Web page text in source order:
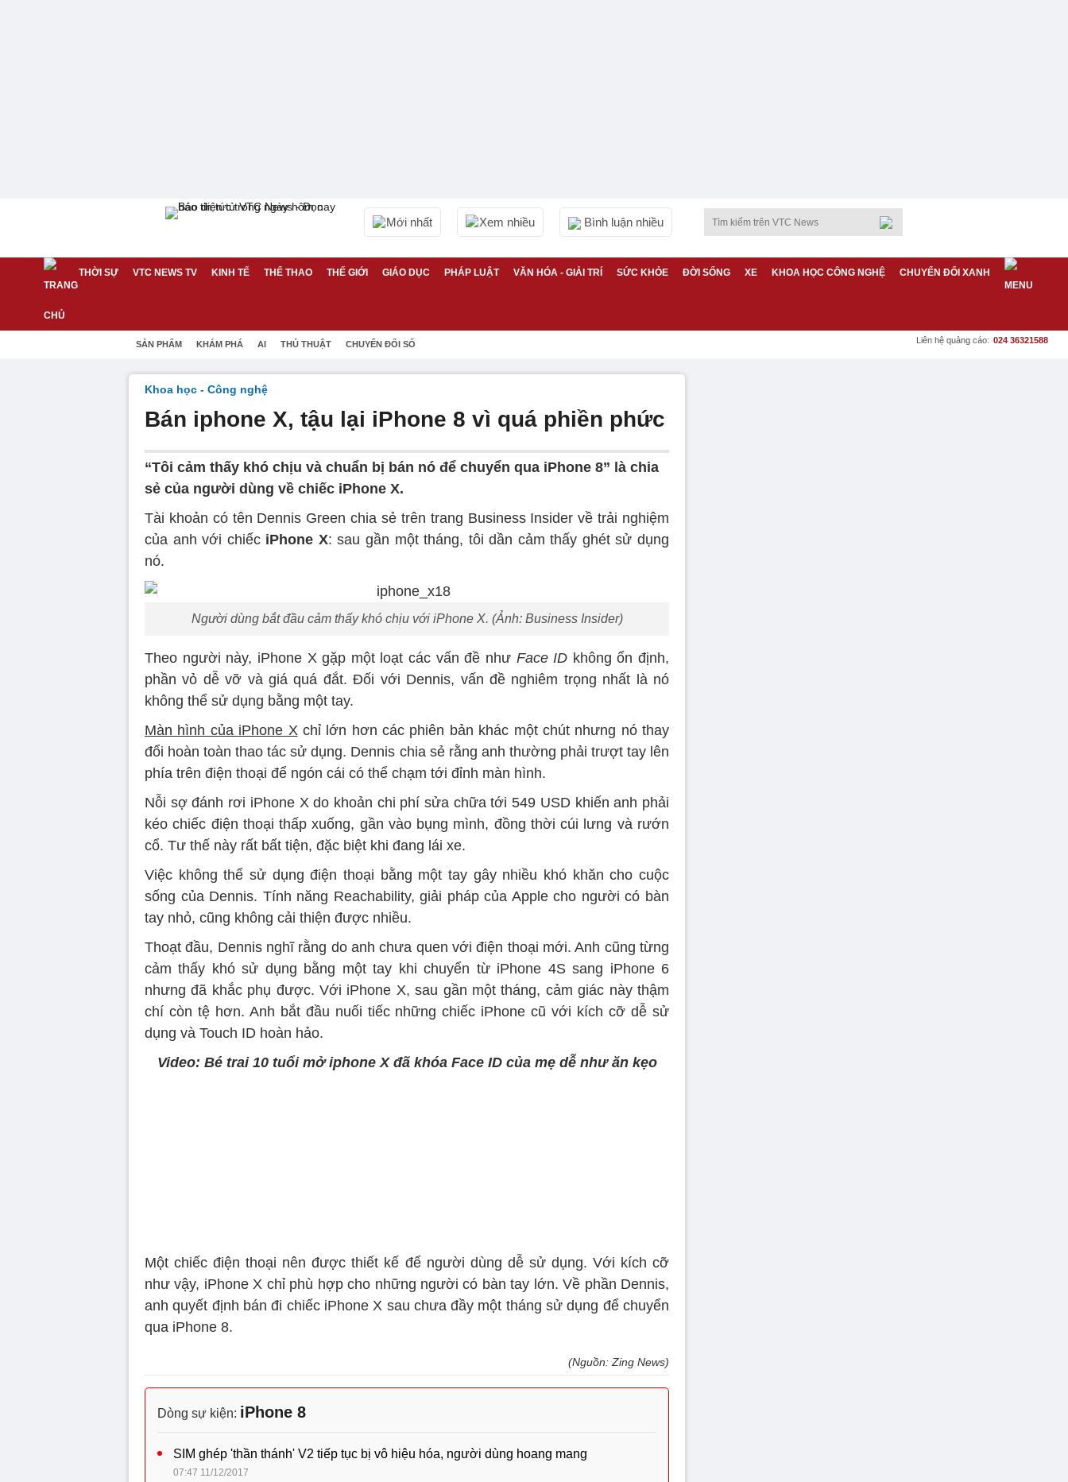
Mới nhất Xem nhiều Bình luận nhiều
THỜI SỰ VTC NEWS TV KINH TẾ THỂ THAO THẾ GIỚI GIÁO DỤC PHÁP LUẬT VĂN HÓA - GIẢI TRÍ SỨC KHỎE ĐỜI SỐNG XE KHOA HỌC CÔNG NGHỆ CHUYỂN ĐỔI XANH
SẢN PHẨM KHÁM PHÁ AI THỦ THUẬT CHUYỂN ĐỔI SỐ Liên hệ quảng cáo: 024 36321588
Khoa học - Công nghệ
Bán iphone X, tậu lại iPhone 8 vì quá phiền phức
“Tôi cảm thấy khó chịu và chuẩn bị bán nó để chuyển qua iPhone 8” là chia
sẻ của người dùng về chiếc iPhone X.
Tài khoản có tên Dennis Green chia sẻ trên trang Business Insider về trải nghiệm
của anh với chiếc iPhone X: sau gần một tháng, tôi dần cảm thấy ghét sử dụng
nó.
Người dùng bắt đầu cảm thấy khó chịu với iPhone X. (Ảnh: Business Insider)
Theo người này, iPhone X gặp một loạt các vấn đề như Face ID không ổn định,
phần vỏ dễ vỡ và giá quá đắt. Đối với Dennis, vấn đề nghiêm trọng nhất là nó
không thể sử dụng bằng một tay.
Màn hình của iPhone X chỉ lớn hơn các phiên bản khác một chút nhưng nó thay
đổi hoàn toàn thao tác sử dụng. Dennis chia sẻ rằng anh thường phải trượt tay lên
phía trên điện thoại để ngón cái có thể chạm tới đỉnh màn hình.
Nỗi sợ đánh rơi iPhone X do khoản chi phí sửa chữa tới 549 USD khiến anh phải
kéo chiếc điện thoại thấp xuống, gần vào bụng mình, đồng thời cúi lưng và rướn
cổ. Tư thế này rất bất tiện, đặc biệt khi đang lái xe.
Việc không thể sử dụng điện thoại bằng một tay gây nhiều khó khăn cho cuộc
sống của Dennis. Tính năng Reachability, giải pháp của Apple cho người có bàn
tay nhỏ, cũng không cải thiện được nhiều.
Thoạt đầu, Dennis nghĩ rằng do anh chưa quen với điện thoại mới. Anh cũng từng
cảm thấy khó sử dụng bằng một tay khi chuyển từ iPhone 4S sang iPhone 6
nhưng đã khắc phụ được. Với iPhone X, sau gần một tháng, cảm giác này thậm
chí còn tệ hơn. Anh bắt đầu nuối tiếc những chiếc iPhone cũ với kích cỡ dễ sử
dụng và Touch ID hoàn hảo.
Video: Bé trai 10 tuổi mở iphone X đã khóa Face ID của mẹ dễ như ăn kẹo
Một chiếc điện thoại nên được thiết kế để người dùng dễ sử dụng. Với kích cỡ
như vậy, iPhone X chỉ phù hợp cho những người có bàn tay lớn. Về phần Dennis,
anh quyết định bán đi chiếc iPhone X sau chưa đầy một tháng sử dụng để chuyển
qua iPhone 8.
(Nguồn: Zing News)
Dòng sự kiện: iPhone 8
SIM ghép 'thần thánh' V2 tiếp tục bị vô hiệu hóa, người dùng hoang mang
07:47 11/12/2017